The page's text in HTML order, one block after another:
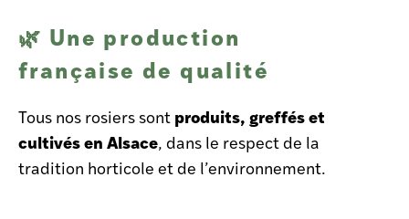
🌿 Une production
française de qualité
Tous nos rosiers sont produits, greffés et
cultivés en Alsace, dans le respect de la
tradition horticole et de l’environnement.